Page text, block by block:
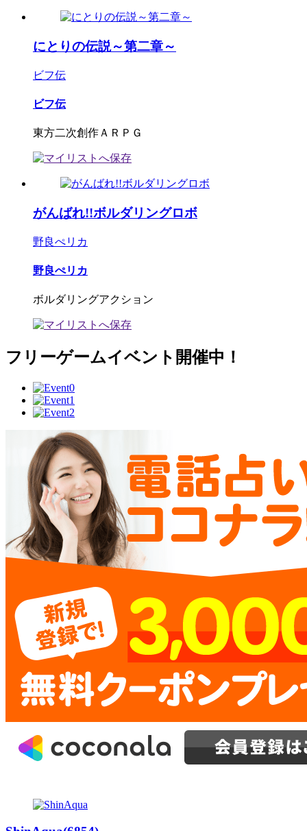
にとりの伝説～第二章～
ビフ伝
ビフ伝
東方二次創作ＡＲＰＧ
がんばれ!!ボルダリングロボ
野良ぺリカ
野良ぺリカ
ボルダリングアクション
フリーゲームイベント開催中！